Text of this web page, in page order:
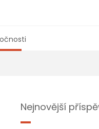
Nejnovější